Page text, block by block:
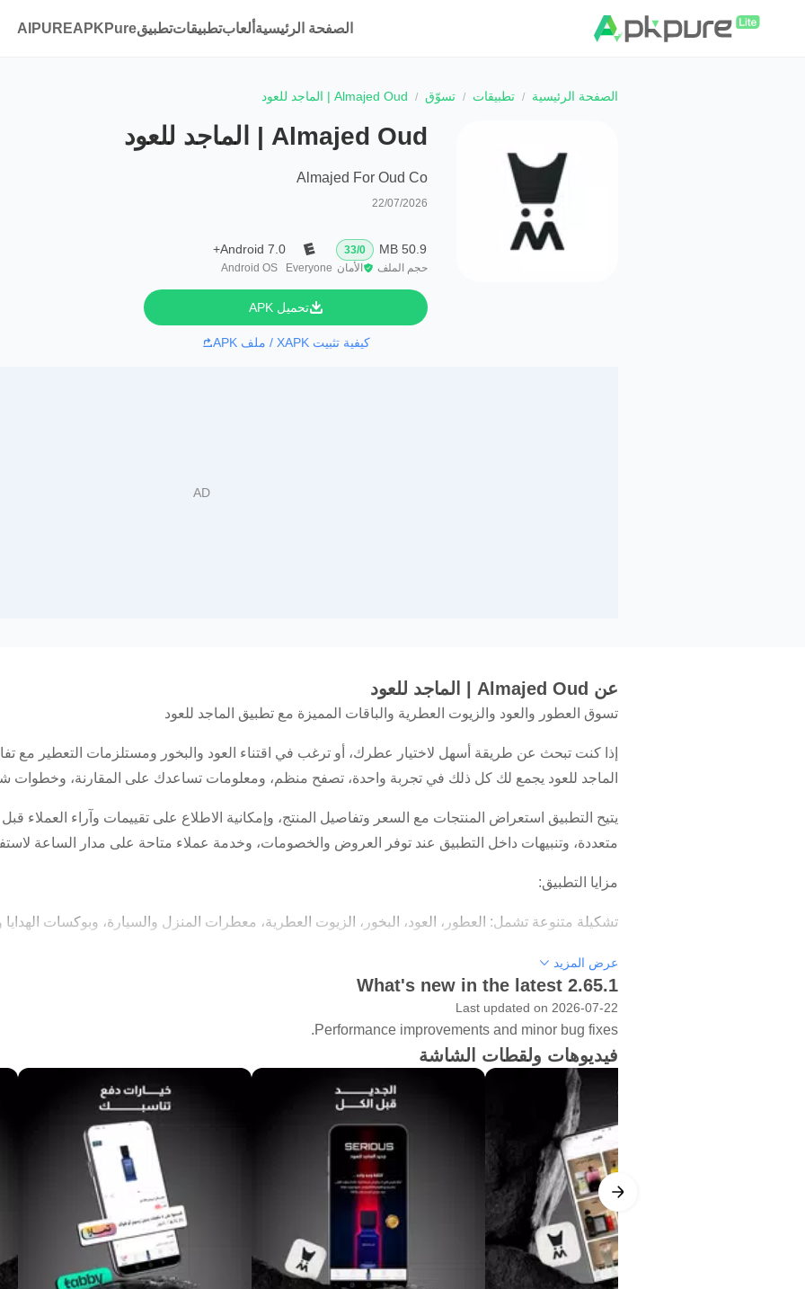
الصفحة الرئيسية ألعابتطبيقاتتطبيقAPKPure AIPURE
الصفحة الرئيسية تطبيقات تسوّق Almajed Oud | الماجد للعود
Almajed Oud | الماجد للعود
Almajed For Oud Co
22/07/2026
50.9 MB
حجم الملف
0
/
33
الأمان Everyone
Android 7.0+
Android OS
تحميل APK
كيفية تثبيت XAPK / ملف APK
عن Almajed Oud | الماجد للعود
تسوق العطور والعود والزيوت العطرية والباقات المميزة مع تطبيق الماجد للعود
إذا كنت تبحث عن طريقة أسهل لاختيار عطرك، أو ترغب في اقتناء العود والبخور ومستلزمات التعطير مع
الماجد للعود يجمع لك كل ذلك في تجربة واحدة، تصفح منظم، ومعلومات تساعدك على المقارنة، وخطوات
يتيح التطبيق استعراض المنتجات مع السعر وتفاصيل المنتج، وإمكانية الاطلاع على تقييمات وآراء العملاء
متعددة، وتنبيهات داخل التطبيق عند توفر العروض والخصومات، وخدمة عملاء متاحة على مدار الساعة
مزايا التطبيق:
تشكيلة متنوعة تشمل: العطور، العود، البخور، الزيوت العطرية، معطرات المنزل والسيارة، وبوكسات الهدايا
صفحة منتج واضحة: تتضمن السعر والمواصفات والمعلومات الأساسية.
تقييمات وآراء العملاء قبل إتمام الشراء.
بحث سريع بالاسم أو النوع للوصول إلى المنتج بسهولة.
المفضلة لحفظ المنتجات والعودة إليها لاحقًا.
خيارات الدفع: الدفع عند الاستلام (COD) أو الدفع بالبطاقة.
تنبيهات العروض داخل التطبيق عند توفر الخصومات.
خدمة العملاء متاحة على مدار الساعة طوال أيام الأسبوع.
الأقسام المتاحة داخل التطبيق:
العطور (نسائية / رجالية / للجنسين)، العود، البخور ومستلزمات الاستخدام، الزيوت العطرية، لوشنات
للمفارش وغرف النوم، معطرات الجو، معطرات السيارة وعبوات إعادة التعبئة، بوكسات الهدايا، الزعفران.
ثبت تطبيق الماجد للعود الآن.
عرض المزيد
What's new in the latest 2.65.1
Last updated on 2026-07-22
Performance improvements and minor bug fixes.
فيديوهات ولقطات الشاشة